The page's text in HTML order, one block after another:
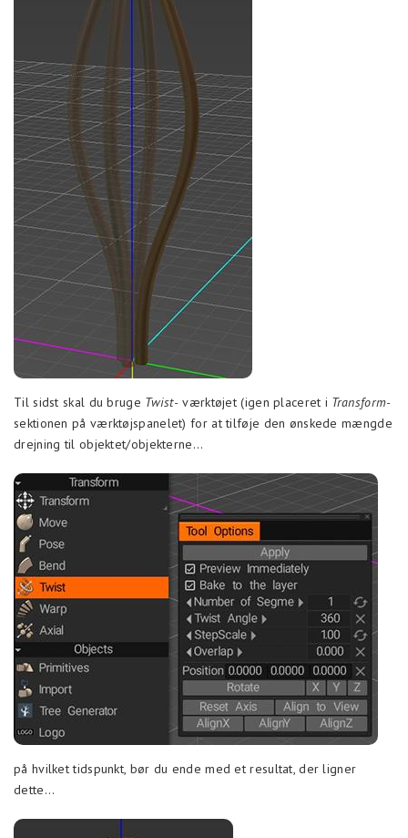
Til sidst skal du bruge Twist- værktøjet (igen placeret i Transform-
sektionen på værktøjspanelet) for at tilføje den ønskede mængde
drejning til objektet/objekterne…
på hvilket tidspunkt, bør du ende med et resultat, der ligner
dette…